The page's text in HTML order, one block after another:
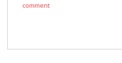
comment